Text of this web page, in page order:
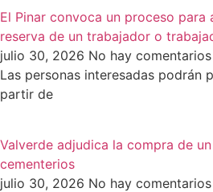
El Pinar convoca un proceso para
reserva de un trabajador o
julio 30, 2026 No hay comentarios
Las personas interesadas podrán
partir de
Valverde adjudica la compra de
cementerios
julio 30, 2026 No hay comentarios